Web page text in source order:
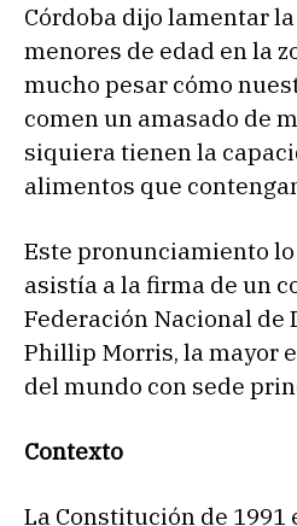
Córdoba dijo lamentar
menores de edad en la
mucho pesar cómo
comen un amasado de
siquiera tienen la
alimentos que
Este pronunciamiento
asistía a la firma de un
Federación Nacional de
Phillip Morris, la mayor
del mundo con sede
Contexto
La Constitución de 1991